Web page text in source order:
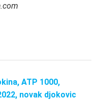
ATP 1000,
novak djokovic